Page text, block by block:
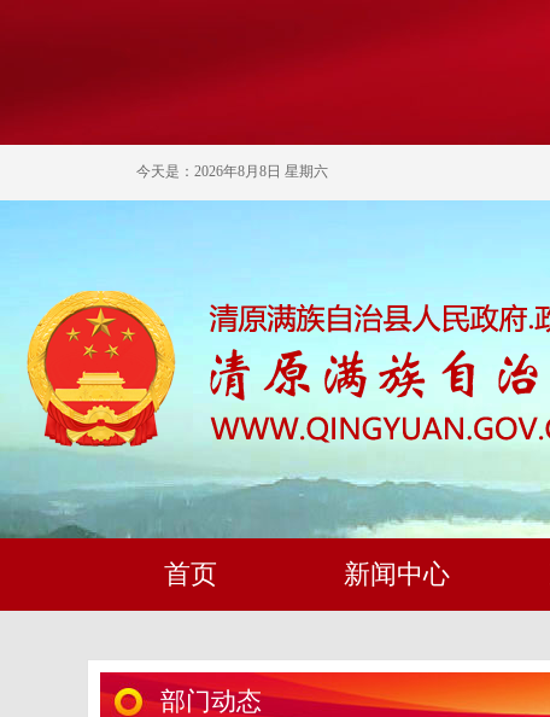
今天是：2026年8月8日 星期六
首页 新闻中心
部门动态